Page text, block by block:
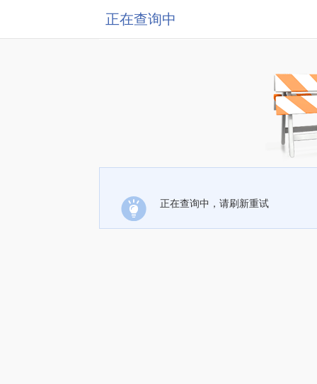
正在查询中
正在查询中，请刷新重试